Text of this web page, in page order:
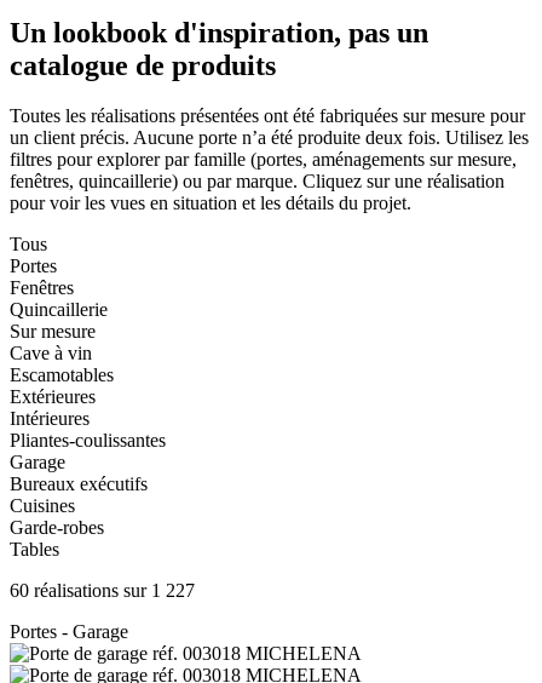
Un lookbook d'inspiration, pas un
catalogue de produits
Toutes les réalisations présentées ont été fabriquées sur mesure pour
un client précis. Aucune porte n’a été produite deux fois. Utilisez les
filtres pour explorer par famille (portes, aménagements sur mesure,
fenêtres, quincaillerie) ou par marque. Cliquez sur une réalisation
pour voir les vues en situation et les détails du projet.
Tous
Portes
Fenêtres
Quincaillerie
Sur mesure
Cave à vin
Escamotables
Extérieures
Intérieures
Pliantes-coulissantes
Garage
Bureaux exécutifs
Cuisines
Garde-robes
Tables
60 réalisations sur 1 227
Portes - Garage